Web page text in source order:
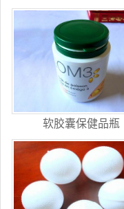
软胶囊保健品瓶